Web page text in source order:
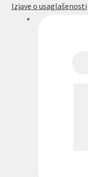
Izjave o usaglašenosti